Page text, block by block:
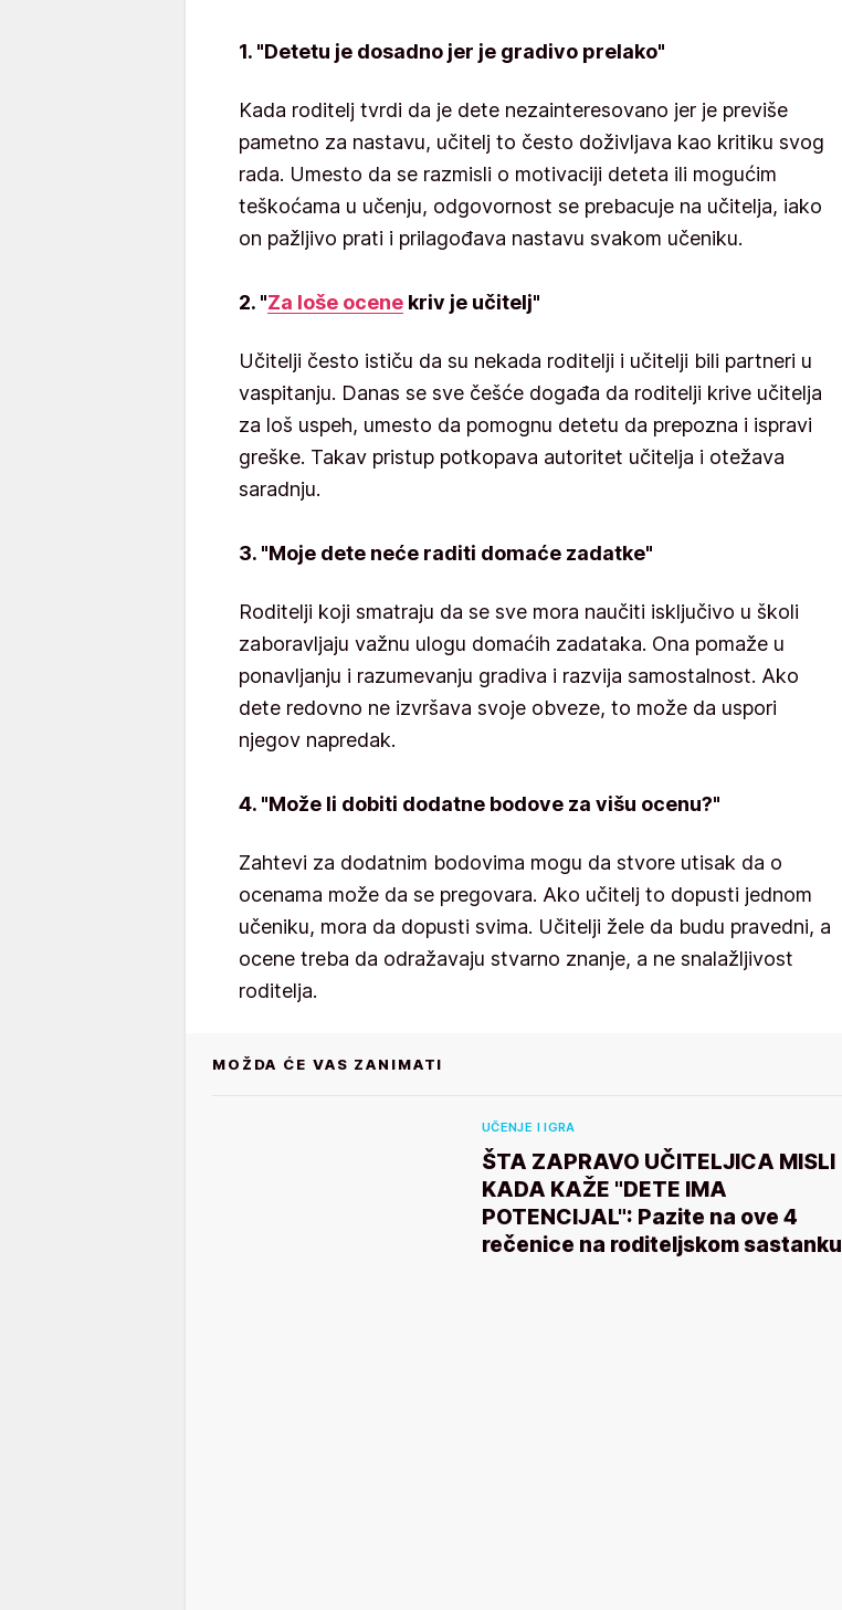
1. "Detetu je dosadno jer je gradivo prelako"
Kada roditelj tvrdi da je dete nezainteresovano jer je previše
pametno za nastavu, učitelj to često doživljava kao kritiku svog
rada. Umesto da se razmisli o motivaciji deteta ili mogućim
teškoćama u učenju, odgovornost se prebacuje na učitelja, iako
on pažljivo prati i prilagođava nastavu svakom učeniku.
2. "Za loše ocene kriv je učitelj"
Učitelji često ističu da su nekada roditelji i učitelji bili partneri u
vaspitanju. Danas se sve češće događa da roditelji krive učitelja
za loš uspeh, umesto da pomognu detetu da prepozna i ispravi
greške. Takav pristup potkopava autoritet učitelja i otežava
saradnju.
3. "Moje dete neće raditi domaće zadatke"
Roditelji koji smatraju da se sve mora naučiti isključivo u školi
zaboravljaju važnu ulogu domaćih zadataka. Ona pomaže u
ponavljanju i razumevanju gradiva i razvija samostalnost. Ako
dete redovno ne izvršava svoje obveze, to može da uspori
njegov napredak.
4. "Može li dobiti dodatne bodove za višu ocenu?"
Zahtevi za dodatnim bodovima mogu da stvore utisak da o
ocenama može da se pregovara. Ako učitelj to dopusti jednom
učeniku, mora da dopusti svima. Učitelji žele da budu pravedni, a
ocene treba da odražavaju stvarno znanje, a ne snalažljivost
roditelja.
MOŽDA ĆE VAS ZANIMATI
UČENJE I IGRA
ŠTA ZAPRAVO UČITELJICA MISLI
KADA KAŽE "DETE IMA
POTENCIJAL": Pazite na ove 4
rečenice na roditeljskom sastanku